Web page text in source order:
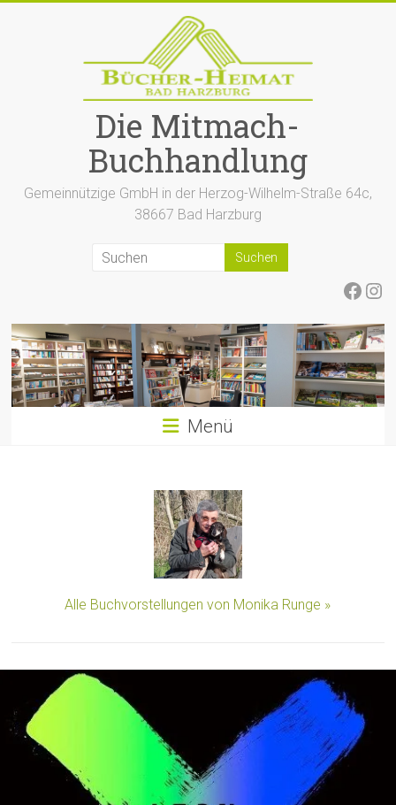
Die Mitmach-
Buchhandlung
Gemeinnützige GmbH in der Herzog-Wilhelm-Straße 64c,
38667 Bad Harzburg
Menü
Alle Buchvorstellungen von Monika Runge »